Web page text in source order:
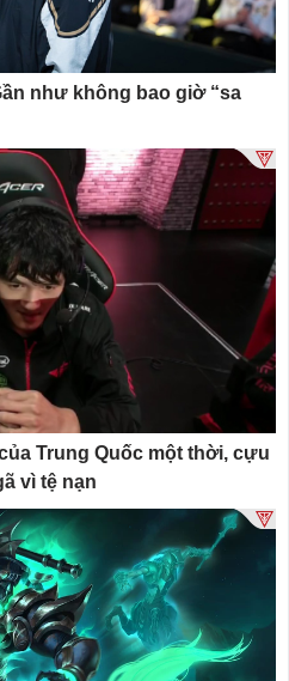
như không bao giờ “sa
Trung Quốc một thời, cựu
vì tệ nạn